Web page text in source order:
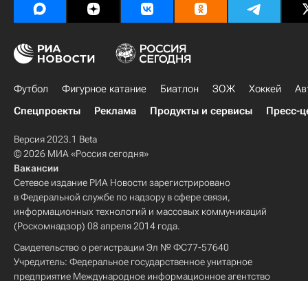
Футбол Фигурное катание Биатлон ЗОЖ Хоккей
Спецпроекты
Реклама Продукты и сервисы Пресс-
Версия 2023.1 Beta
© 2026 МИА «Россия сегодня»
Вакансии
Сетевое издание РИА Новости зарегистрировано
в Федеральной службе по надзору в сфере связи,
информационных технологий и массовых коммуникаций
(Роскомнадзор) 08 апреля 2014 года.
Свидетельство о регистрации Эл № ФС77-57640
Учредитель: Федеральное государственное унитарное
предприятие Международное информационное агентство